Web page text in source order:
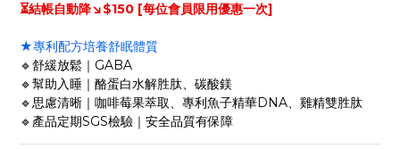
⏳結帳自動降↘$150 [每位會員限用優惠一次]
★專利配方培養舒眠體質
🔹舒緩放鬆｜GABA
🔹幫助入睡｜酪蛋白水解胜肽、碳酸鎂
🔹思慮清晰｜咖啡莓果萃取、專利魚子精華DNA、雞精雙胜肽
🔹產品定期SGS檢驗｜安全品質有保障